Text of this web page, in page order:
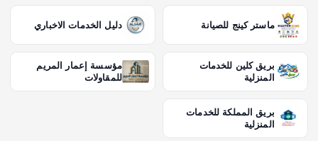
ماستر كينج للصيانة دليل الخدمات الاخباري
بريق كلين للخدمات
المنزلية
مؤسسة إعمار المريم
للمقاولات
بريق المملكة للخدمات
المنزلية